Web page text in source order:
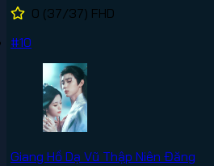
0 (37/37) FHD
#10
Giang Hồ Dạ Vũ Thập Niên Đăng